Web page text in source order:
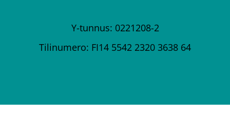
Y-tunnus: 0221208-2
Tilinumero: FI14 5542 2320 3638 64